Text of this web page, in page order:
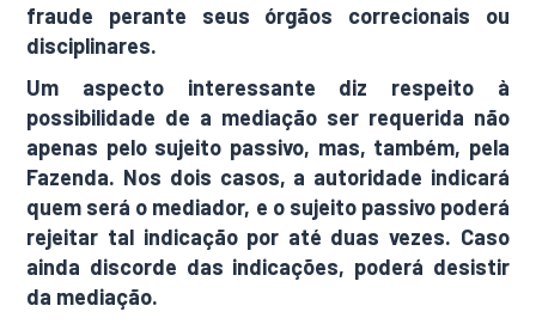
fraude perante seus órgãos correcionais ou
disciplinares.
Um aspecto interessante diz respeito à
possibilidade de a mediação ser requerida não
apenas pelo sujeito passivo, mas, também, pela
Fazenda. Nos dois casos, a autoridade indicará
quem será o mediador, e o sujeito passivo poderá
rejeitar tal indicação por até duas vezes. Caso
ainda discorde das indicações, poderá desistir
da mediação.